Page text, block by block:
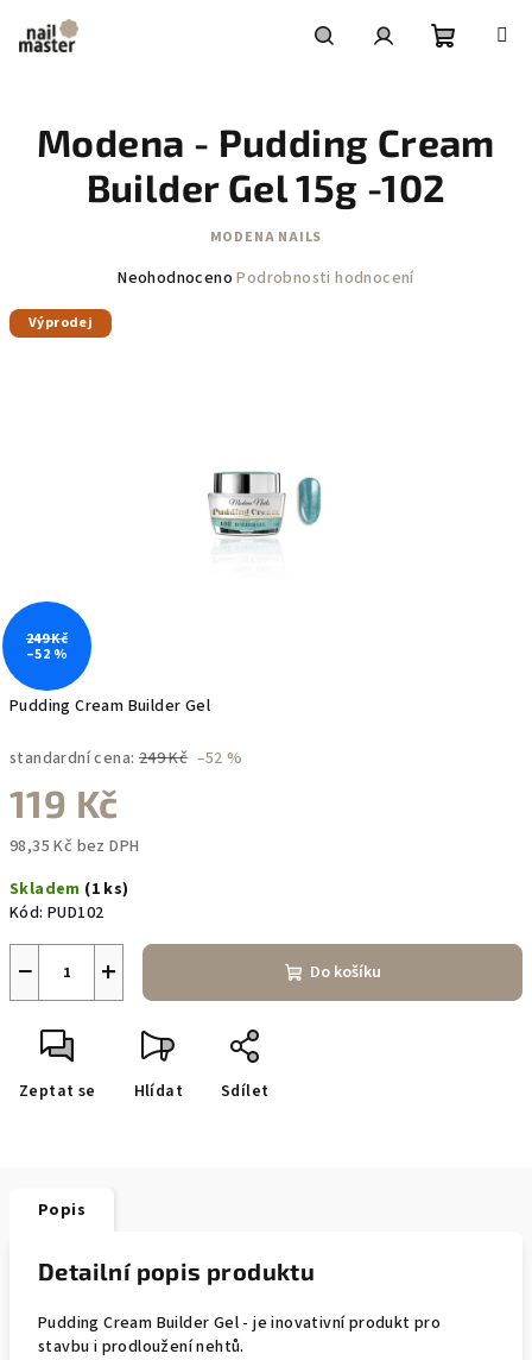
obsah
košík
Pudding Cream Builder Gel
standardní cena: 249 Kč –52 %
119 Kč
98,35 Kč bez DPH
cena:
Skladem (1 ks)
Kód: PUD102
+
− Do košíku
Zeptat se Hlídat Sdílet
Modena - Pudding Cream
Builder Gel 15g -102
MODENA NAILS
Průměrné
Neohodnoceno Podrobnosti hodnocení
Výprodej
249 Kč
–52 %
Popis
Detailní popis produktu
Pudding Cream Builder Gel - je inovativní produkt pro
stavbu i prodloužení nehtů.